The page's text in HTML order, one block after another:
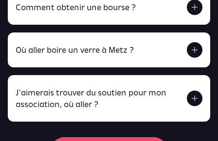
Retrouve tout ça en cliquant ici !
Comment obtenir une bourse ?
Retrouve toutes ces infos ici.
Où aller boire un verre à Metz ?
peux
retrouver ici
J'aimerais trouver du soutien pour mon
association, où aller ?